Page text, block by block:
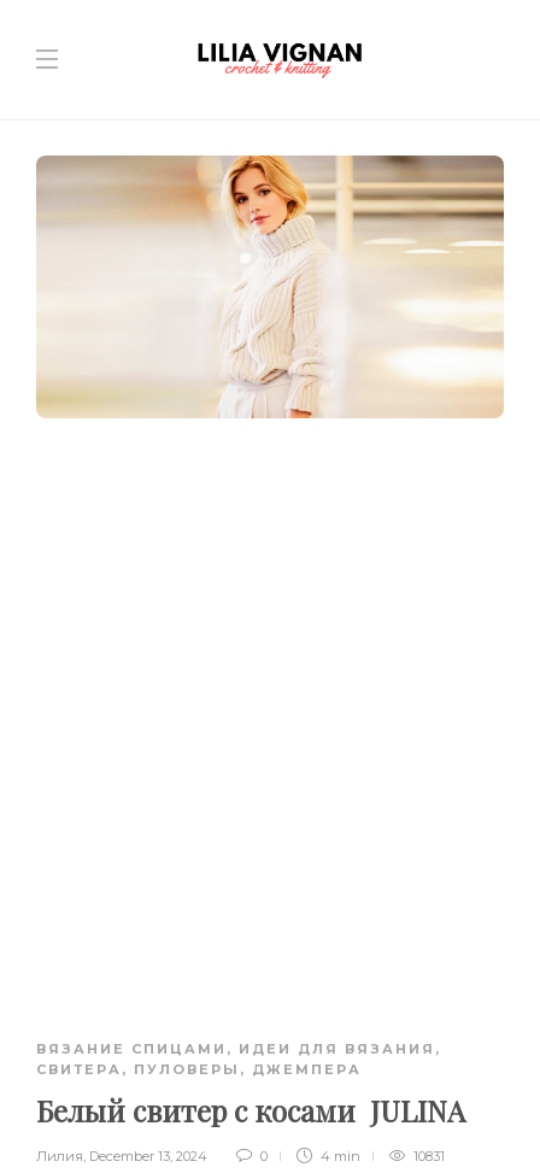
ВЯЗАНИЕ СПИЦАМИ , ИДЕИ ДЛЯ ВЯЗАНИЯ ,
СВИТЕРА, ПУЛОВЕРЫ, ДЖЕМПЕРА
Белый свитер с косами JULINA
Лилия, December 13, 2024 0 4 min 10831